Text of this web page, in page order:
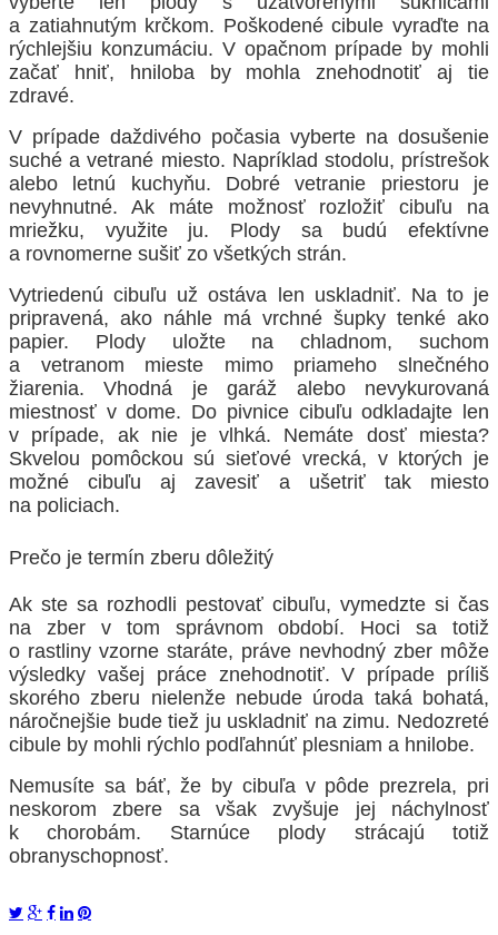
a zatiahnutým krčkom. Poškodené cibule vyraďte na
rýchlejšiu konzumáciu. V opačnom prípade by mohli
začať hniť, hniloba by mohla znehodnotiť aj tie
zdravé.
V prípade daždivého počasia vyberte na dosušenie
suché a vetrané miesto. Napríklad stodolu, prístrešok
alebo letnú kuchyňu. Dobré vetranie priestoru je
nevyhnutné. Ak máte možnosť rozložiť cibuľu na
mriežku, využite ju. Plody sa budú efektívne
a rovnomerne sušiť zo všetkých strán.
Vytriedenú cibuľu už ostáva len uskladniť. Na to je
pripravená, ako náhle má vrchné šupky tenké ako
papier. Plody uložte na chladnom, suchom
a vetranom mieste mimo priameho slnečného
žiarenia. Vhodná je garáž alebo nevykurovaná
miestnosť v dome. Do pivnice cibuľu odkladajte len
v prípade, ak nie je vlhká. Nemáte dosť miesta?
Skvelou pomôckou sú sieťové vrecká, v ktorých je
možné cibuľu aj zavesiť a ušetriť tak miesto
na policiach.
Prečo je termín zberu dôležitý
Ak ste sa rozhodli pestovať cibuľu, vymedzte si čas
na zber v tom správnom období. Hoci sa totiž
o rastliny vzorne staráte, práve nevhodný zber môže
výsledky vašej práce znehodnotiť. V prípade príliš
skorého zberu nielenže nebude úroda taká bohatá,
náročnejšie bude tiež ju uskladniť na zimu. Nedozreté
cibule by mohli rýchlo podľahnúť plesniam a hnilobe.
Nemusíte sa báť, že by cibuľa v pôde prezrela, pri
neskorom zbere sa však zvyšuje jej náchylnosť
k chorobám. Starnúce plody strácajú totiž
obranyschopnosť.